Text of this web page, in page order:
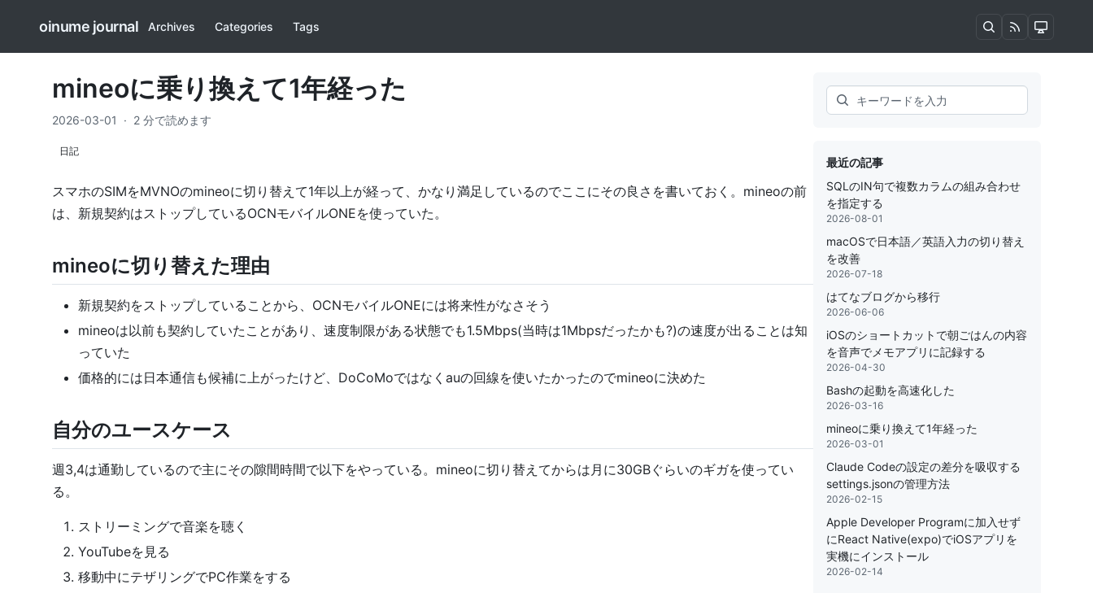
oinume journal Archives Categories Tags
mineoに乗り換えて1年経った
2026-03-01 · 2 分で読めます
日記
スマホのSIMをMVNOのmineoに切り替えて1年以上が経って、かなり満足しているのでここにその良さを書いておく。mineoの前
は、新規契約はストップしているOCNモバイルONEを使っていた。
mineoに切り替えた理由
新規契約をストップしていることから、OCNモバイルONEには将来性がなさそう
mineoは以前も契約していたことがあり、速度制限がある状態でも1.5Mbps(当時は1Mbpsだったかも?)の速度が出ることは知
っていた
価格的には日本通信も候補に上がったけど、DoCoMoではなくauの回線を使いたかったのでmineoに決めた
自分のユースケース
週3,4は通勤しているので主にその隙間時間で以下をやっている。mineoに切り替えてからは月に30GBぐらいのギガを使ってい
る。
ストリーミングで音楽を聴く
YouTubeを見る
移動中にテザリングでPC作業をする
Search
最近の記事
SQLのIN句で複数カラムの組み合わせ
を指定する
2026-08-01
macOSで日本語／英語入力の切り替え
を改善
2026-07-18
はてなブログから移行
2026-06-06
iOSのショートカットで朝ごはんの内容
を音声でメモアプリに記録する
2026-04-30
Bashの起動を高速化した
2026-03-16
mineoに乗り換えて1年経った
2026-03-01
Claude Codeの設定の差分を吸収する
settings.jsonの管理方法
2026-02-15
Apple Developer Programに加入せず
にReact Native(expo)でiOSアプリを
実機にインストール
2026-02-14